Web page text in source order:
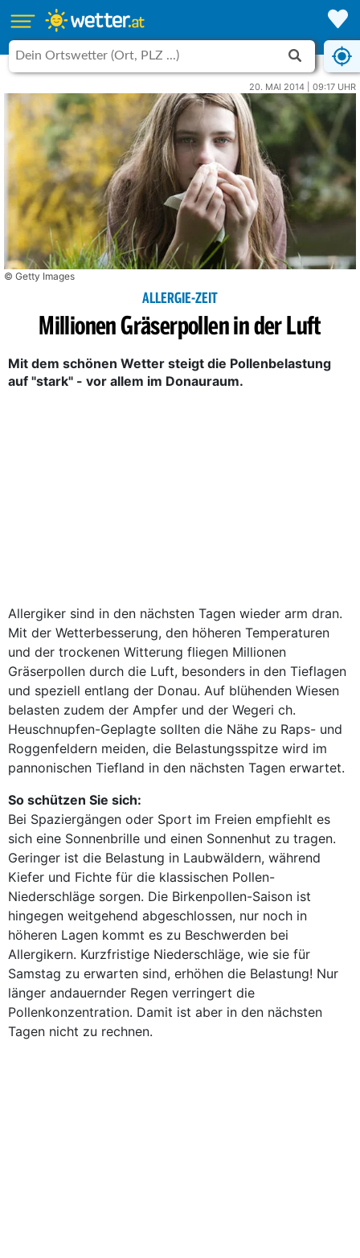
20. MAI 2014 | 09:17 UHR
© Getty Images
ALLERGIE-ZEIT
Millionen Gräserpollen in der Luft
Mit dem schönen Wetter steigt die Pollenbelastung
auf "stark" - vor allem im Donauraum.
Allergiker sind in den nächsten Tagen wieder arm dran.
Mit der Wetterbesserung, den höheren Temperaturen
und der trockenen Witterung fliegen Millionen
Gräserpollen durch die Luft, besonders in den Tieflagen
und speziell entlang der Donau. Auf blühenden Wiesen
belasten zudem der Ampfer und der Wegeri ch.
Heuschnupfen-Geplagte sollten die Nähe zu Raps- und
Roggenfeldern meiden, die Belastungsspitze wird im
pannonischen Tiefland in den nächsten Tagen erwartet.
So schützen Sie sich:
Bei Spaziergängen oder Sport im Freien empfiehlt es
sich eine Sonnenbrille und einen Sonnenhut zu tragen.
Geringer ist die Belastung in Laubwäldern, während
Kiefer und Fichte für die klassischen Pollen-
Niederschläge sorgen. Die Birkenpollen-Saison ist
hingegen weitgehend abgeschlossen, nur noch in
höheren Lagen kommt es zu Beschwerden bei
Allergikern. Kurzfristige Niederschläge, wie sie für
Samstag zu erwarten sind, erhöhen die Belastung! Nur
länger andauernder Regen verringert die
Pollenkonzentration. Damit ist aber in den nächsten
Tagen nicht zu rechnen.